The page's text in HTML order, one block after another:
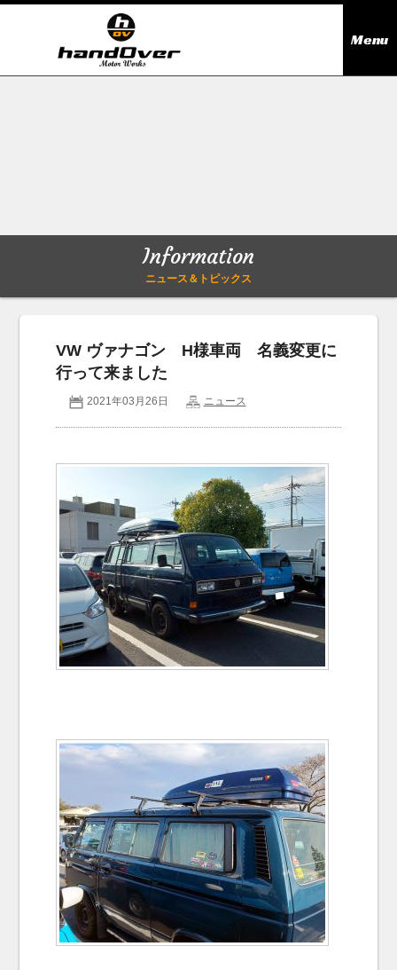
Menu
Company outline
会社概要
アクセス
お問い合わせ
Information
ニュース＆トピックス
VW ヴァナゴン H様車両 名義変更に
行って来ました
2021年03月26日 ニュース